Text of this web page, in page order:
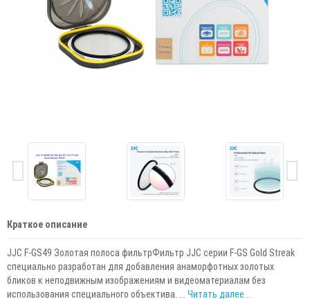
Краткое описание
JJC F-GS49 Золотая полоса фильтрФильтр JJC серии F-GS Gold Streak
специально разработан для добавления анаморфотных золотых
бликов к неподвижным изображениям и видеоматериалам без
использования специального объектива. ... Читать далее...